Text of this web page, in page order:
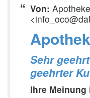
Von: Apotheke
Sehr
geehrter
Ihre